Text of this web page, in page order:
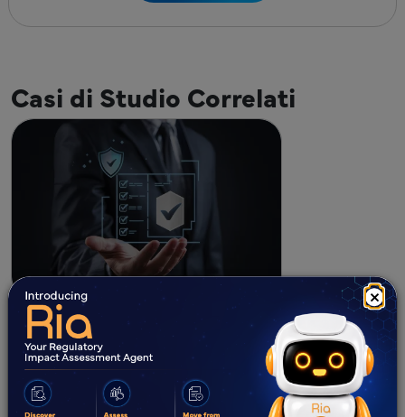
×
Casi di Studio Correlati
Prodotti chimici Diverse HA
Audit di conformità e verifica della
conformità